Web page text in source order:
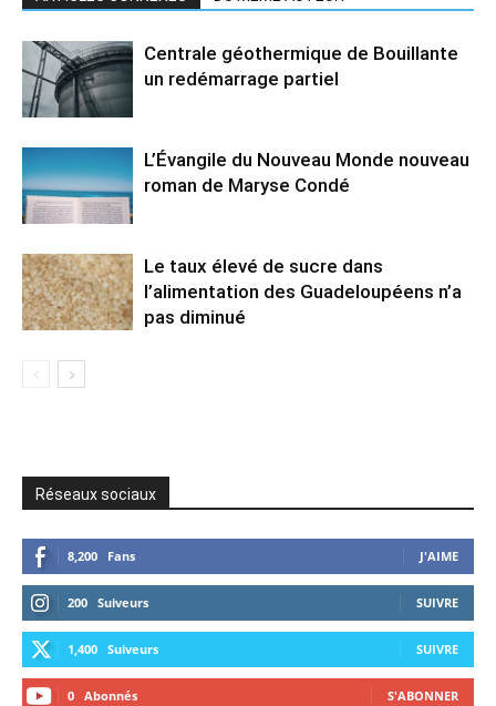
Centrale géothermique de Bouillante
un redémarrage partiel
L’Évangile du Nouveau Monde nouveau
roman de Maryse Condé
Le taux élevé de sucre dans
l’alimentation des Guadeloupéens n’a
pas diminué
Réseaux sociaux
8,200 Fans J'AIME
200 Suiveurs SUIVRE
1,400 Suiveurs SUIVRE
0 Abonnés S'ABONNER